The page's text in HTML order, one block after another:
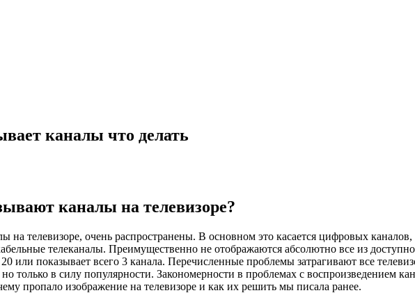
каналы что делать
каналы на телевизоре?
на телевизоре, очень распространены. В основном это касается цифровых каналов,
телеканалы. Преимущественно не отображаются абсолютно все из
или показывает всего 3 канала. Перечисленные проблемы затрагивают все
только в силу популярности. Закономерности в проблемах с воспроизведением
пропало изображение на телевизоре и как их решить мы писала ранее.